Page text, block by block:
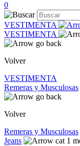
0
VESTIMENTA
VESTIMENTA
Volver
VESTIMENTA
Remeras y Musculosas
Volver
Remeras y Musculosas
Jeans